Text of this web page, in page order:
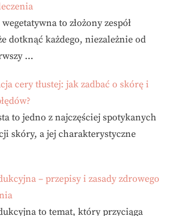
to złożony zespół
dotknąć każdego, niezależnie od
…
cery tłustej: jak zadbać o skórę i
to jedno z najczęściej spotykanych
skóry, a jej charakterystyczne
– przepisy i zasady zdrowego
to temat, który przyciąga